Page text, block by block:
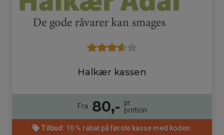
Halkær kassen
Fra 80,-
pr.
portion
Tilbud: 10 % rabat på første kasse med koden: